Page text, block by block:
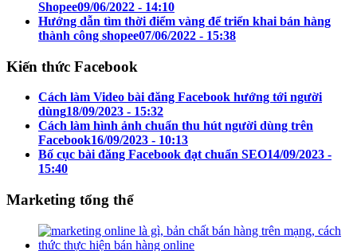
Shopee09/06/2022 - 14:10
Hướng dẫn tìm thời điểm vàng để triển khai bán hàng
thành công shopee07/06/2022 - 15:38
Kiến thức Facebook
Cách làm Video bài đăng Facebook hướng tới người
dùng18/09/2023 - 15:32
Cách làm hình ảnh chuẩn thu hút người dùng trên
Facebook16/09/2023 - 10:13
Bố cục bài đăng Facebook đạt chuẩn SEO14/09/2023 -
15:40
Marketing tổng thể